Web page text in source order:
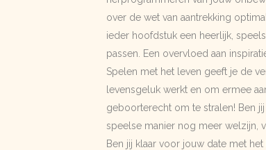
over de wet van aantrekking
ieder hoofdstuk een heerlijk,
passen. Een overvloed aan
Spelen met het leven geeft je de
levensgeluk werkt en om ermee
geboorterecht om te stralen! Ben
speelse manier nog meer welzijn,
Ben jij klaar voor jouw date met